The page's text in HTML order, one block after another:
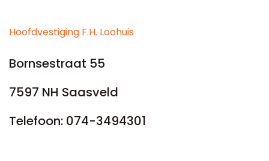
Hoofdvestiging F.H. Loohuis
Bornsestraat 55
7597 NH Saasveld
Telefoon: 074-3494301